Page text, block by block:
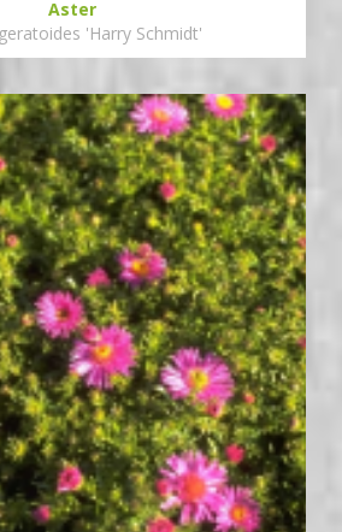
Aster
'Harry Schmidt'